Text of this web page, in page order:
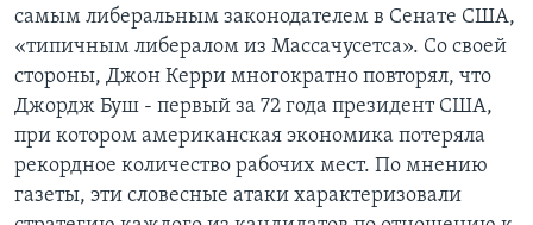
самым либеральным законодателем в Сенате США,
«типичным либералом из Массачусетса». Со своей
стороны, Джон Керри многократно повторял, что
Джордж Буш - первый за 72 года президент США,
при котором американская экономика потеряла
рекордное количество рабочих мест. По мнению
газеты, эти словесные атаки характеризовали